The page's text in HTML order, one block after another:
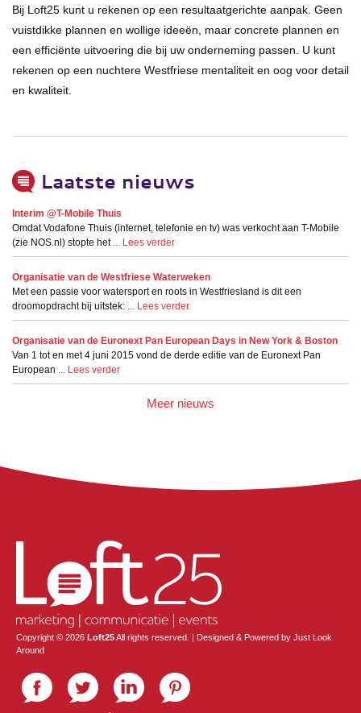
Bij Loft25 kunt u rekenen op een resultaatgerichte aanpak. Geen
vuistdikke plannen en wollige ideeën, maar concrete plannen en
een efficiënte uitvoering die bij uw onderneming passen. U kunt
rekenen op een nuchtere Westfriese mentaliteit en oog voor detail
en kwaliteit.
Laatste nieuws
Interim @T-Mobile Thuis
Omdat Vodafone Thuis (internet, telefonie en tv) was verkocht aan T-Mobile
(zie NOS.nl) stopte het ... Lees verder
Organisatie van de Westfriese Waterweken
Met een passie voor watersport en roots in Westfriesland is dit een
droomopdracht bij uitstek: ... Lees verder
Organisatie van de Euronext Pan European Days in New York & Boston
Van 1 tot en met 4 juni 2015 vond de derde editie van de Euronext Pan
European ... Lees verder
Meer nieuws
Copyright © 2026 Loft25All rights reserved. | Designed & Powered by Just Look
Around